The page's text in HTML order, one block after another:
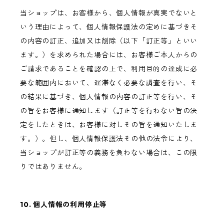
当ショップは、お客様から、個人情報が真実でないと
いう理由によって、個人情報保護法の定めに基づきそ
の内容の訂正、追加又は削除（以下「訂正等」といい
ます。）を求められた場合には、お客様ご本人からの
ご請求であることを確認の上で、利用目的の達成に必
要な範囲内において、遅滞なく必要な調査を行い、そ
の結果に基づき、個人情報の内容の訂正等を行い、そ
の旨をお客様に通知します（訂正等を行わない旨の決
定をしたときは、お客様に対しその旨を通知いたしま
す。）。但し、個人情報保護法その他の法令により、
当ショップが訂正等の義務を負わない場合は、この限
りではありません。
10. 個人情報の利用停止等